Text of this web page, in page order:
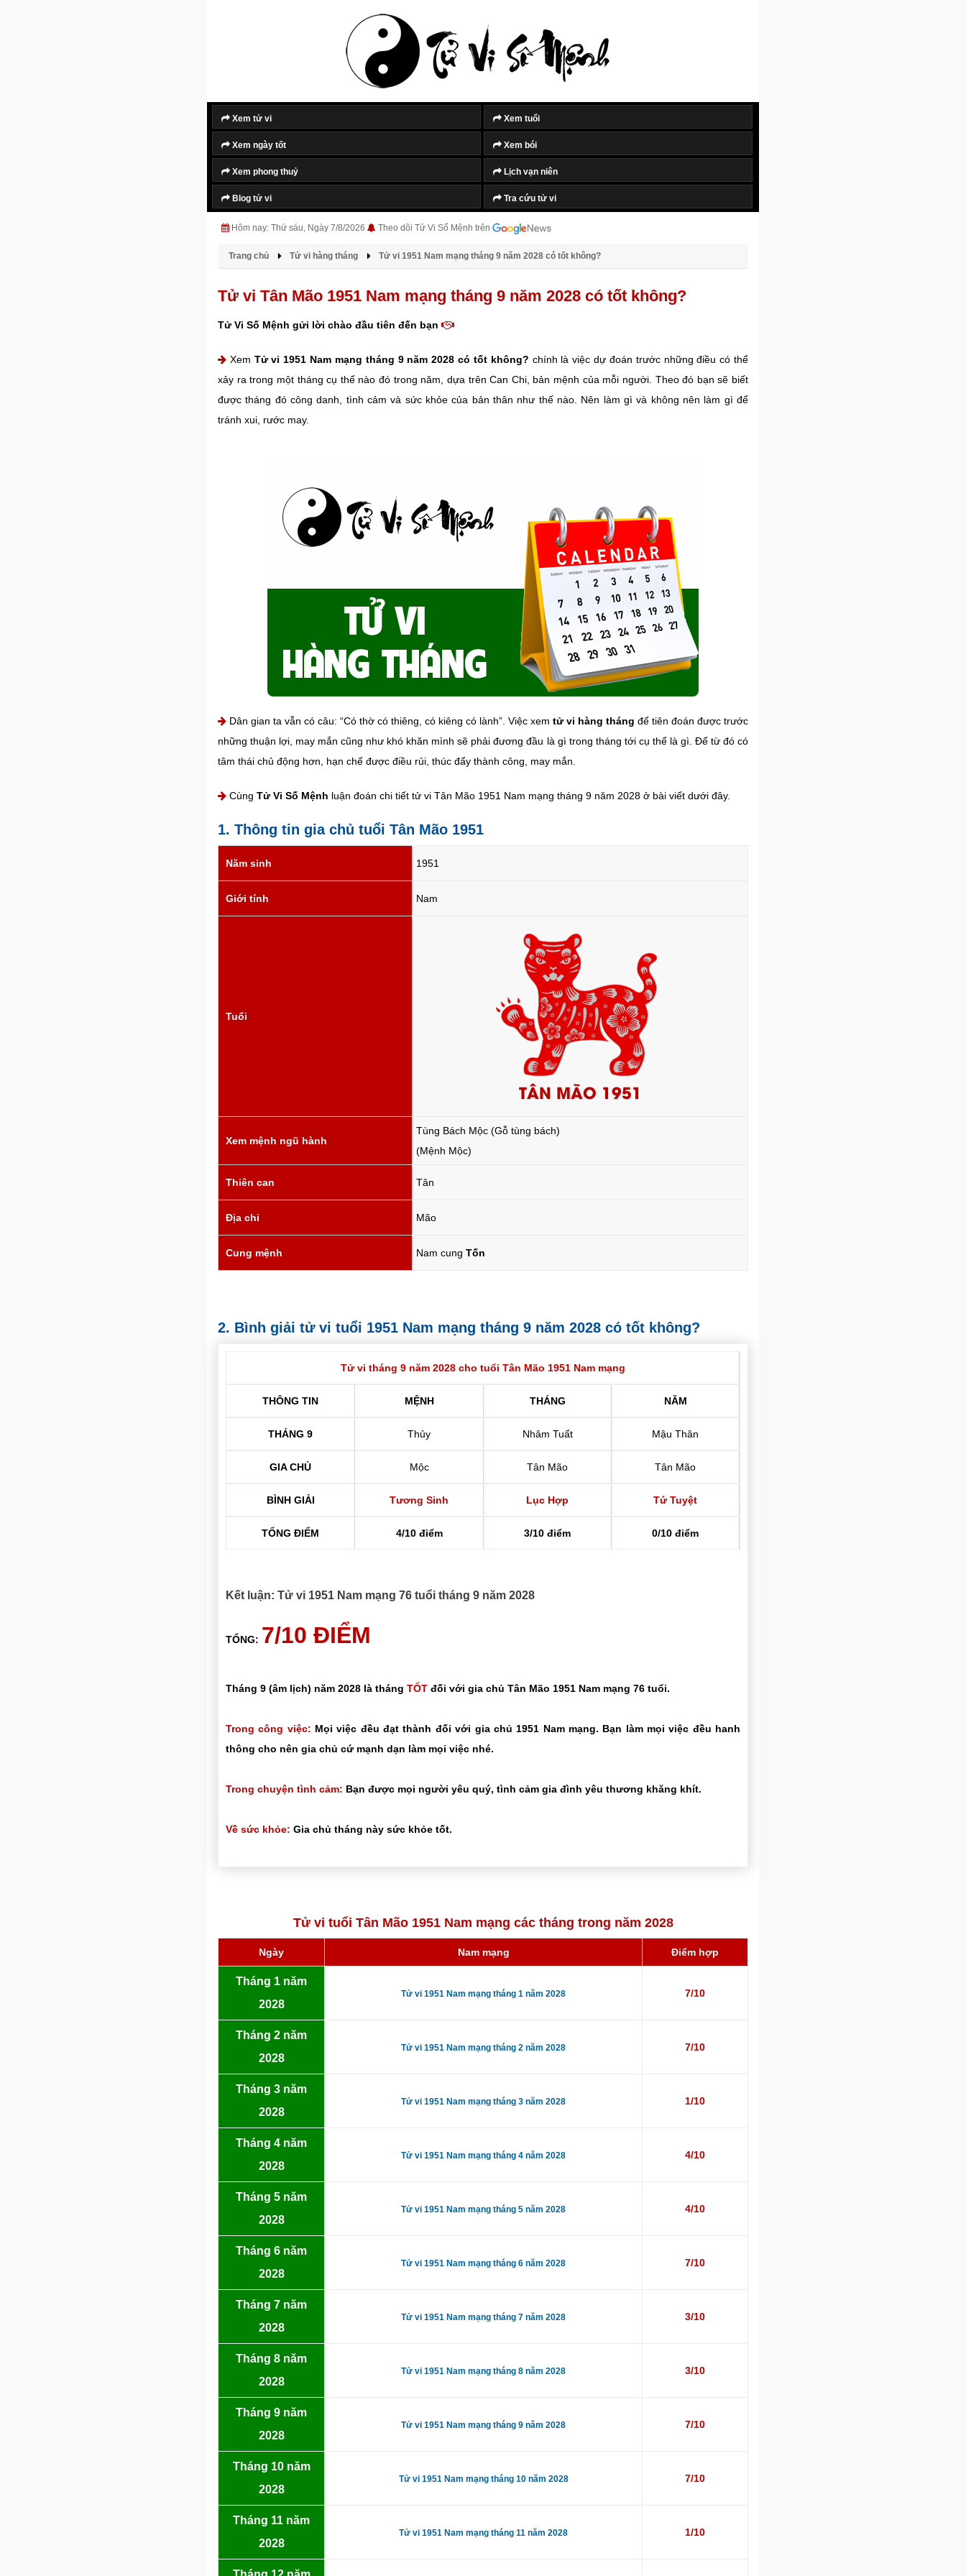
Xem tử vi Xem tuổi
Xem ngày tốt Xem bói
Xem phong thuỷ Lịch vạn niên
Blog tử vi Tra cứu tử vi
Hôm nay: Thứ sáu, Ngày 7/8/2026 Theo dõi Tử Vi Số Mệnh trên
Trang chủ Tử vi hàng tháng Tử vi 1951 Nam mạng tháng 9 năm 2028 có tốt không?
Tử vi Tân Mão 1951 Nam mạng tháng 9 năm 2028 có tốt không?
Tử Vi Số Mệnh gửi lời chào đầu tiên đến bạn
Xem Tử vi 1951 Nam mạng tháng 9 năm 2028 có tốt không? chính là việc dự đoán trước những điều có thể
xảy ra trong một tháng cụ thể nào đó trong năm, dựa trên Can Chi, bản mệnh của mỗi người. Theo đó bạn sẽ biết
được tháng đó công danh, tình cảm và sức khỏe của bản thân như thế nào. Nên làm gì và không nên làm gì để
tránh xui, rước may.
Dân gian ta vẫn có câu: “Có thờ có thiêng, có kiêng có lành”. Việc xem tử vi hàng tháng để tiên đoán được trước
những thuận lợi, may mắn cũng như khó khăn mình sẽ phải đương đầu là gì trong tháng tới cụ thể là gì. Để từ đó có
tâm thái chủ động hơn, hạn chế được điều rủi, thúc đẩy thành công, may mắn.
Cùng Tử Vi Số Mệnh luận đoán chi tiết tử vi Tân Mão 1951 Nam mạng tháng 9 năm 2028 ở bài viết dưới đây.
1. Thông tin gia chủ tuổi Tân Mão 1951
Năm sinh 1951
Giới tính Nam
Tuổi
TÂN MÃO 1951
Xem mệnh ngũ hành
Tùng Bách Mộc (Gỗ tùng bách)
(Mệnh Mộc)
Thiên can Tân
Địa chi Mão
Cung mệnh Nam cung Tốn
2. Bình giải tử vi tuổi 1951 Nam mạng tháng 9 năm 2028 có tốt không?
Tử vi tháng 9 năm 2028 cho tuổi Tân Mão 1951 Nam mạng
THÔNG TIN MỆNH THÁNG NĂM
THÁNG 9 Thủy Nhâm Tuất Mậu Thân
GIA CHỦ Mộc Tân Mão Tân Mão
BÌNH GIẢI Tương Sinh Lục Hợp Tứ Tuyệt
TỔNG ĐIỂM 4/10 điểm 3/10 điểm 0/10 điểm
Kết luận: Tử vi 1951 Nam mạng 76 tuổi tháng 9 năm 2028
TỔNG: 7/10 ĐIỂM
Tháng 9 (âm lịch) năm 2028 là tháng TỐT đối với gia chủ Tân Mão 1951 Nam mạng 76 tuổi.
Trong công việc: Mọi việc đều đạt thành đối với gia chủ 1951 Nam mạng. Bạn làm mọi việc đều hanh
thông cho nên gia chủ cứ mạnh dạn làm mọi việc nhé.
Trong chuyện tình cảm: Bạn được mọi người yêu quý, tình cảm gia đình yêu thương khăng khít.
Về sức khỏe: Gia chủ tháng này sức khỏe tốt.
Tử vi tuổi Tân Mão 1951 Nam mạng các tháng trong năm 2028
Ngày Nam mạng Điểm hợp
Tháng 1 năm
2028
Tử vi 1951 Nam mạng tháng 1 năm 2028 7/10
Tháng 2 năm
2028
Tử vi 1951 Nam mạng tháng 2 năm 2028 7/10
Tháng 3 năm
2028
Tử vi 1951 Nam mạng tháng 3 năm 2028 1/10
Tháng 4 năm
2028
Tử vi 1951 Nam mạng tháng 4 năm 2028 4/10
Tháng 5 năm
2028
Tử vi 1951 Nam mạng tháng 5 năm 2028 4/10
Tháng 6 năm
2028
Tử vi 1951 Nam mạng tháng 6 năm 2028 7/10
Tháng 7 năm
2028
Tử vi 1951 Nam mạng tháng 7 năm 2028 3/10
Tháng 8 năm
2028
Tử vi 1951 Nam mạng tháng 8 năm 2028 3/10
Tháng 9 năm
2028
Tử vi 1951 Nam mạng tháng 9 năm 2028 7/10
Tháng 10 năm
2028
Tử vi 1951 Nam mạng tháng 10 năm 2028 7/10
Tháng 11 năm
2028
Tử vi 1951 Nam mạng tháng 11 năm 2028 1/10